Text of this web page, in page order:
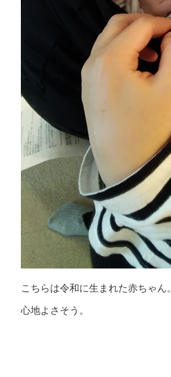
こちらは令和に生まれた赤ちゃん。
心地よさそう。